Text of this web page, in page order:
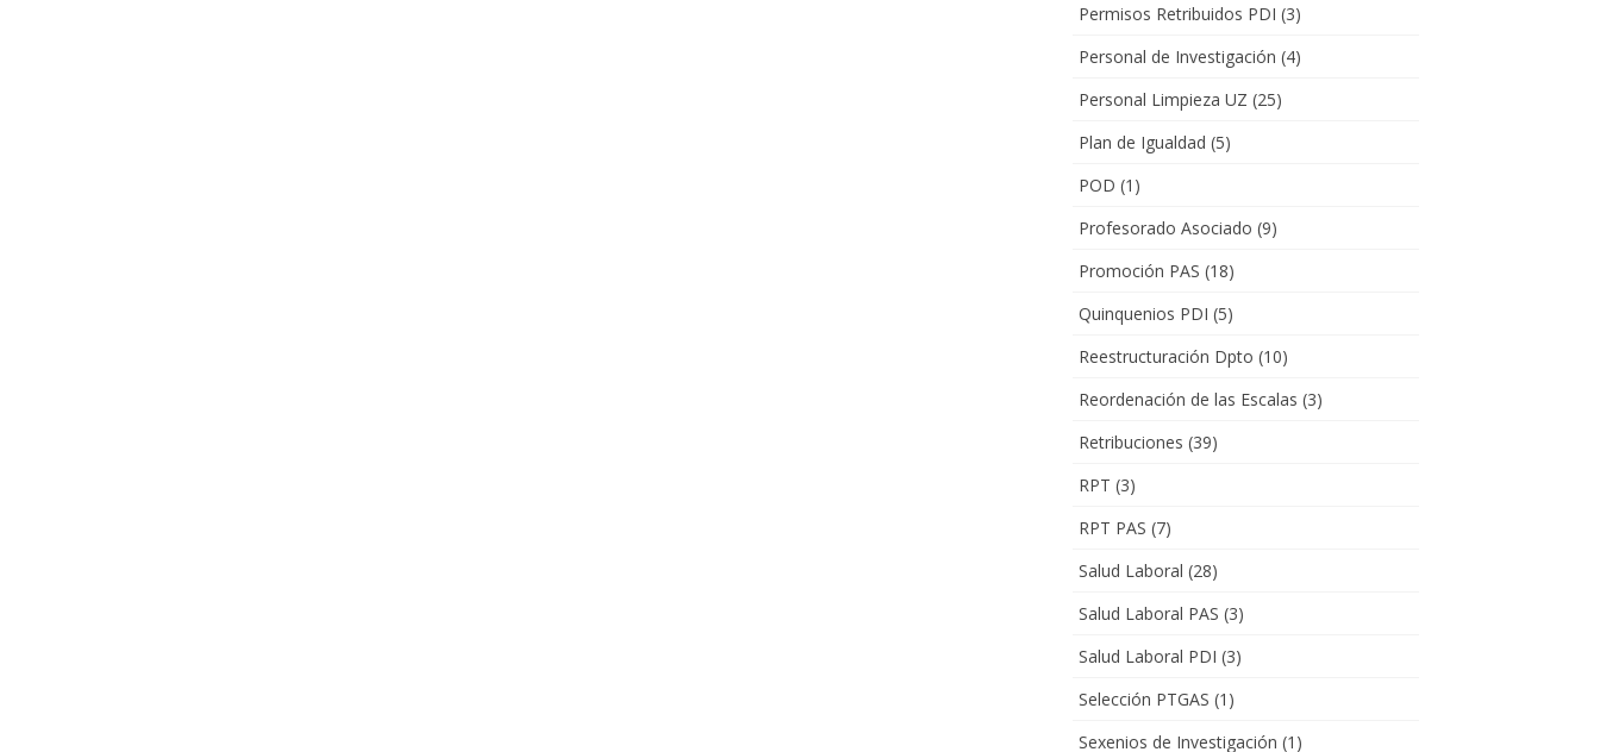
Permisos Retribuidos PDI (3)
Personal de Investigación (4)
Personal Limpieza UZ (25)
Plan de Igualdad (5)
POD (1)
Profesorado Asociado (9)
Promoción PAS (18)
Quinquenios PDI (5)
Reestructuración Dpto (10)
Reordenación de las Escalas (3)
Retribuciones (39)
RPT (3)
RPT PAS (7)
Salud Laboral (28)
Salud Laboral PAS (3)
Salud Laboral PDI (3)
Selección PTGAS (1)
Sexenios de Investigación (1)